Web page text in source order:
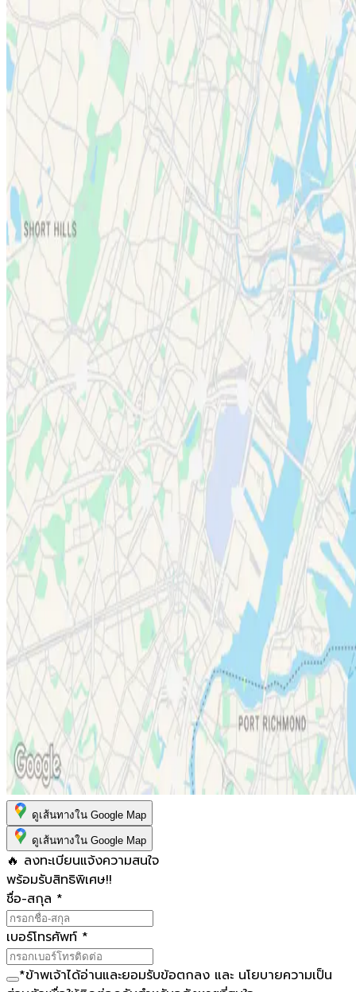
ดูเส้นทางใน Google Map
ดูเส้นทางใน Google Map
🔥 ลงทะเบียนแจ้งความสนใจ
พร้อมรับสิทธิพิเศษ!!
ชื่อ-สกุล *
เบอร์โทรศัพท์ *
*ข้าพเจ้าได้อ่านและยอมรับข้อตกลง และ นโยบายความเป็น